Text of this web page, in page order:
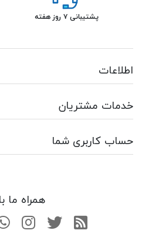
پشتیبانی ۷ روز هفته
اطلاعات
خدمات مشتریان
حساب کاربری شما
همراه ما
RSS توییتر